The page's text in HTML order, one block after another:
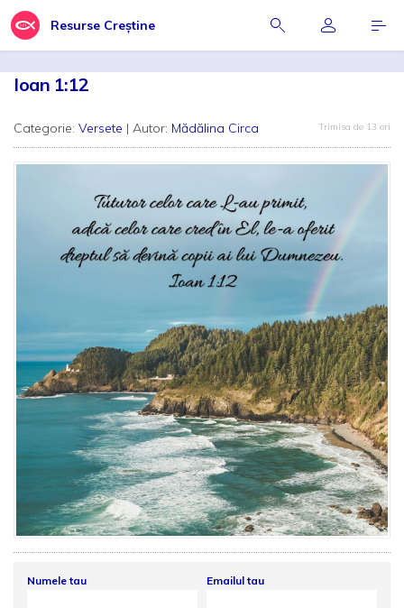
Resurse Creștine
Ioan 1:12
Categorie: Versete | Autor: Mădălina Circa Trimisa de 13 ori
Numele tau Emailul tau